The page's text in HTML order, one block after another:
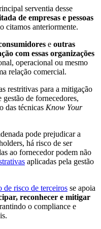
serventia desse
de empresas e pessoas
citamos anteriormente.
e outras
com essas organizações
operacional ou mesmo
relação comercial.
restritivas para a mitigação
de fornecedores,
das técnicas Know Your
pode prejudicar a
há risco de ser
ao fornecedor podem não
aplicadas pela gestão
de risco de terceiros se apoia
reconhecer e mitigar
o compliance e